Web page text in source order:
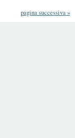
pagina successiva»